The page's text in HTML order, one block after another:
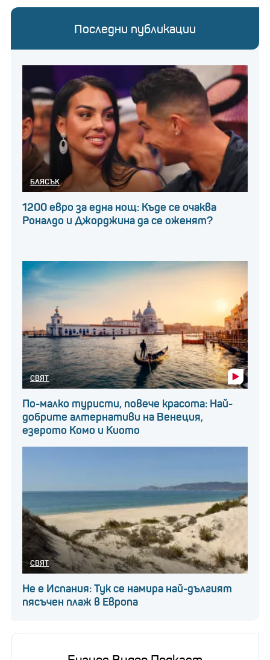
Последни публикации
БЛЯСЪК
1200 евро за една нощ: Къде се очаква
Роналдо и Джорджина да се оженят?
СВЯТ
По-малко туристи, повече красота: Най-
добрите алтернативи на Венеция,
езерото Комо и Киото
СВЯТ
Не е Испания: Тук се намира най-дългият
пясъчен плаж в Европа